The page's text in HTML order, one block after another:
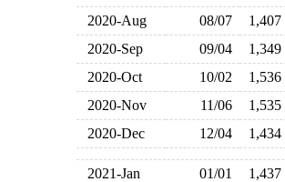
2020-Aug
08/07 1,407
2020-Sep
09/04 1,349
2020-Oct
10/02 1,536
2020-Nov
11/06 1,535
2020-Dec
12/04 1,434
2021-Jan 01/01 1,437